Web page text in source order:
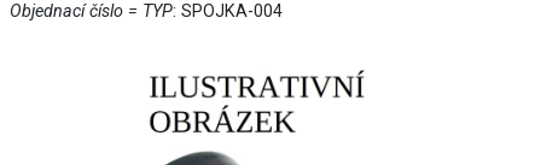
Objednací číslo = TYP: SPOJKA-004